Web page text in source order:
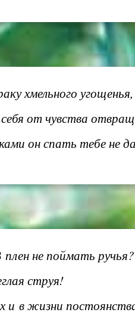
хмельного угощенья,
от чувства
он спать тебе не
не поймать ручья?
струя!
в жизни